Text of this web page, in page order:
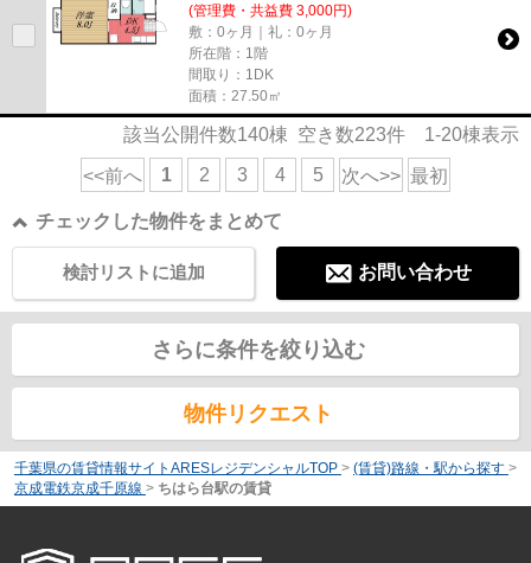
(管理費・共益費 3,000円)
敷：0ヶ月｜礼：0ヶ月
所在階：1階
間取り：1DK
面積：27.50㎡
該当公開件数140棟 空き数223件 1-20棟表示
<<前へ 1 2 3 4 5 次へ>> 最初
チェックした物件をまとめて
お問い合わせ
検討リストに追加
さらに条件を絞り込む
物件リクエスト
千葉県の賃貸情報サイトARESレジデンシャルTOP > (賃貸)路線・駅から探す >
京成電鉄京成千原線 > ちはら台駅の賃貸